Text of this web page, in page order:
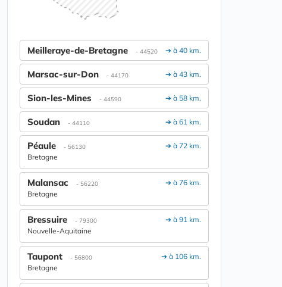
➔ à 40 km.
Meilleraye-de-Bretagne - 44520
➔ à 43 km.
Marsac-sur-Don - 44170
➔ à 58 km.
Sion-les-Mines - 44590
➔ à 61 km.
Soudan - 44110
➔ à 72 km.
Péaule - 56130
Bretagne
➔ à 76 km.
Malansac - 56220
Bretagne
➔ à 91 km.
Bressuire - 79300
Nouvelle-Aquitaine
➔ à 106 km.
Taupont - 56800
Bretagne